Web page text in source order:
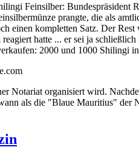
Feinsilber: Bundespräsident
prangte, die als
einen kompletten Satz. Der
hatte ... er sei ja
2000 und 1000
Notariat organisiert wird.
als die "Blaue Mauritius" der